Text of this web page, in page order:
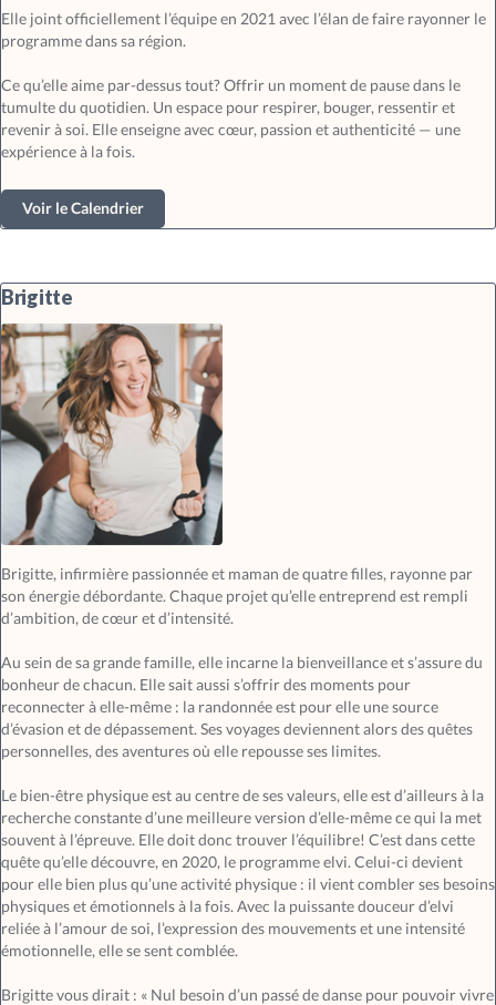
Elle joint officiellement l’équipe en 2021 avec l’élan de faire rayonner le
programme dans sa région.
Ce qu’elle aime par-dessus tout? Offrir un moment de pause dans le
tumulte du quotidien. Un espace pour respirer, bouger, ressentir et
revenir à soi. Elle enseigne avec cœur, passion et authenticité — une
expérience à la fois.
Voir le Calendrier
Brigitte
Brigitte, infirmière passionnée et maman de quatre filles, rayonne par
son énergie débordante. Chaque projet qu’elle entreprend est rempli
d’ambition, de cœur et d’intensité.
Au sein de sa grande famille, elle incarne la bienveillance et s’assure du
bonheur de chacun. Elle sait aussi s’offrir des moments pour
reconnecter à elle-même : la randonnée est pour elle une source
d’évasion et de dépassement. Ses voyages deviennent alors des quêtes
personnelles, des aventures où elle repousse ses limites.
Le bien-être physique est au centre de ses valeurs, elle est d’ailleurs à la
recherche constante d’une meilleure version d’elle-même ce qui la met
souvent à l’épreuve. Elle doit donc trouver l’équilibre! C’est dans cette
quête qu’elle découvre, en 2020, le programme elvi. Celui-ci devient
pour elle bien plus qu’une activité physique : il vient combler ses besoins
physiques et émotionnels à la fois. Avec la puissante douceur d’elvi
reliée à l’amour de soi, l’expression des mouvements et une intensité
émotionnelle, elle se sent comblée.
Brigitte vous dirait : « Nul besoin d’un passé de danse pour pouvoir vivre